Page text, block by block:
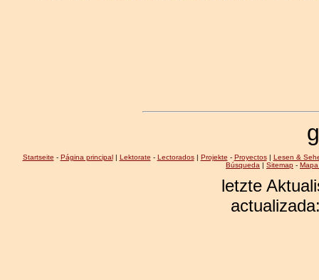
Startseite - Página principal| Lektorate - Lectorados| Projekte - Proyectos| Lesen &
Búsqueda | Sitemap -
letzte